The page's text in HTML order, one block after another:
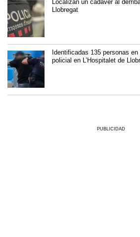
Localizan un cadáver al
Llobregat
Identificadas 135 personas
policial en L’Hospitalet de
PUBLICIDAD